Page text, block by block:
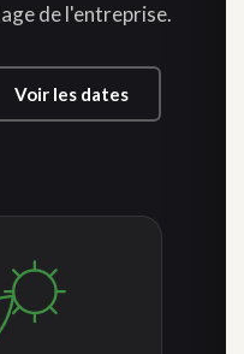
de l'entreprise.
Voir les dates